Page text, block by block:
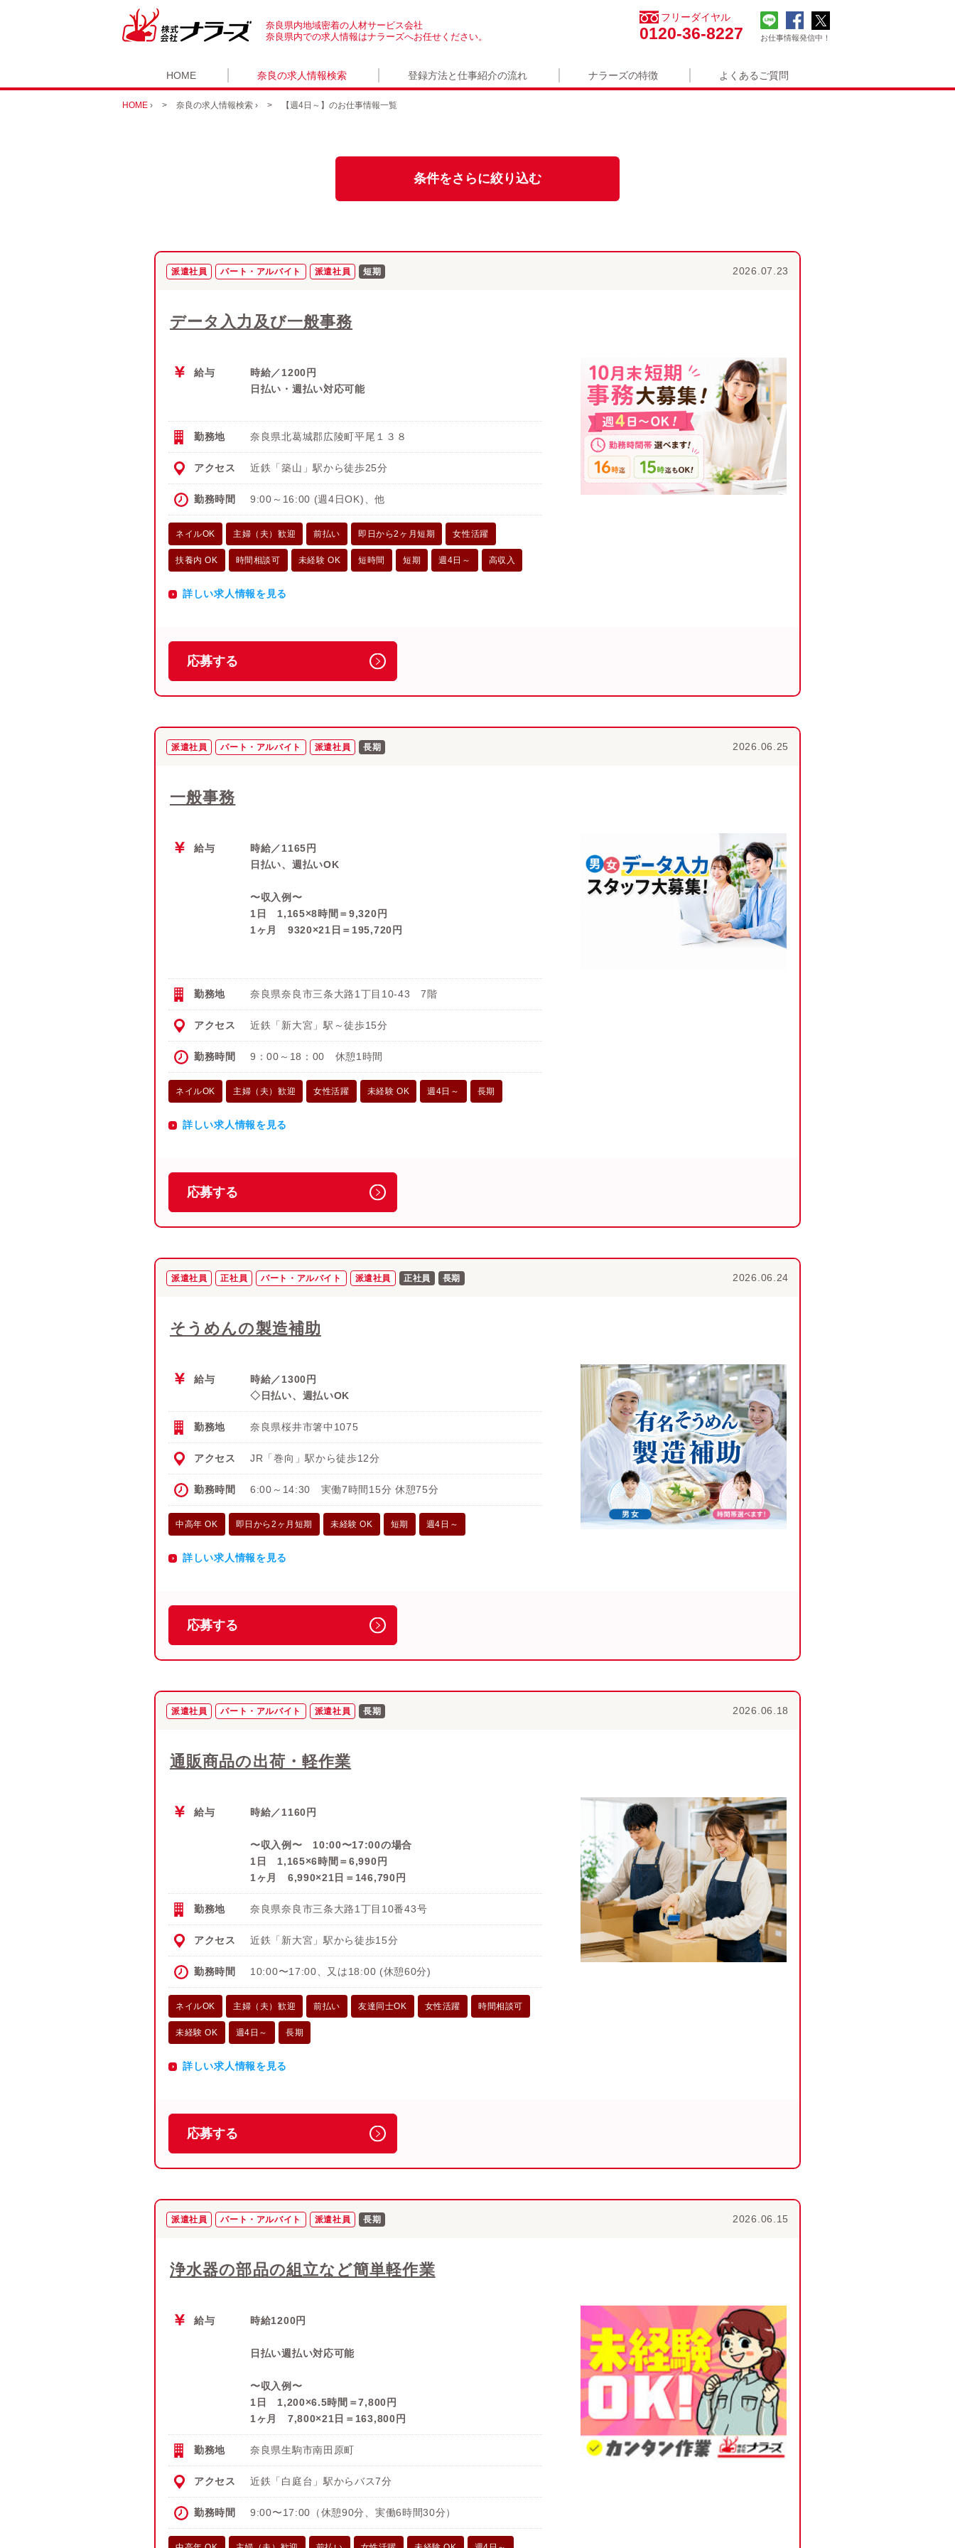
奈良県内地域密着の人材サービス会社
奈良県内での求人情報はナラーズへお任せください。
HOME 奈良の求人情報検索 登録方法と仕事紹介の流れ ナラーズの特徴 よくあるご質問
フリーダイヤル
0120-36-8227 お仕事情報発信中！
HOME › 奈良の求人情報検索 › 【週4日～】のお仕事情報一覧
条件をさらに絞り込む
派遣社員 パート・アルバイト 派遣社員 短期 2026.07.23
データ入力及び一般事務
給与
時給／1200円
日払い・週払い対応可能
勤務地 奈良県北葛城郡広陵町平尾１３８
アクセス 近鉄「築山」駅から徒歩25分
勤務時間 9:00～16:00 (週4日OK)、他
ネイルOK 主婦（夫）歓迎 前払い 即日から2ヶ月短期 女性活躍
扶養内 OK 時間相談可 未経験 OK 短時間 短期 週4日～ 高収入
詳しい求人情報を見る
応募する
派遣社員 パート・アルバイト 派遣社員 長期 2026.06.25
一般事務
給与
時給／1165円
日払い、週払いOK
〜収入例〜
1日 1,165×8時間＝9,320円
1ヶ月 9320×21日＝195,720円
勤務地 奈良県奈良市三条大路1丁目10-43 7階
アクセス 近鉄「新大宮」駅～徒歩15分
勤務時間 9：00～18：00 休憩1時間
ネイルOK 主婦（夫）歓迎 女性活躍 未経験 OK 週4日～ 長期
詳しい求人情報を見る
応募する
派遣社員 正社員 パート・アルバイト 派遣社員 正社員 長期 2026.06.24
そうめんの製造補助
給与
時給／1300円
◇日払い、週払いOK
勤務地 奈良県桜井市箸中1075
アクセス JR「巻向」駅から徒歩12分
勤務時間 6:00～14:30 実働7時間15分 休憩75分
中高年 OK 即日から2ヶ月短期 未経験 OK 短期 週4日～
詳しい求人情報を見る
応募する
派遣社員 パート・アルバイト 派遣社員 長期 2026.06.18
通販商品の出荷・軽作業
給与 時給／1160円
〜収入例〜 10:00〜17:00の場合
1日 1,165×6時間＝6,990円
1ヶ月 6,990×21日＝146,790円
勤務地 奈良県奈良市三条大路1丁目10番43号
アクセス 近鉄「新大宮」駅から徒歩15分
勤務時間 10:00〜17:00、又は18:00 (休憩60分)
ネイルOK 主婦（夫）歓迎 前払い 友達同士OK 女性活躍 時間相談可
未経験 OK 週4日～ 長期
詳しい求人情報を見る
応募する
派遣社員 パート・アルバイト 派遣社員 長期 2026.06.15
浄水器の部品の組立など簡単軽作業
給与 時給1200円
日払い週払い対応可能
〜収入例〜
1日 1,200×6.5時間＝7,800円
1ヶ月 7,800×21日＝163,800円
勤務地 奈良県生駒市南田原町
アクセス 近鉄「白庭台」駅からバス7分
勤務時間 9:00〜17:00（休憩90分、実働6時間30分）